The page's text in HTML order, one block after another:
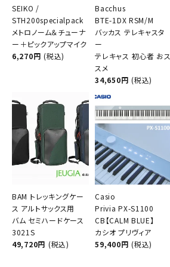
SEIKO /
STH200specialpack
メトロノーム＆チューナ
ー＋ピックアップマイク
6,270円 (税込)
Bacchus
BTE-1DX RSM/M
バッカス テレキャスタ
ー
テレキャス 初心者 おス
スメ
34,650円 (税込)
BAM トレッキングケー
ス アルトサックス用
バム セミハードケース
3021S
49,720円 (税込)
Casio
Privia PX-S1100
CB【CALM BLUE】
カシオ プリヴィア
59,400円 (税込)